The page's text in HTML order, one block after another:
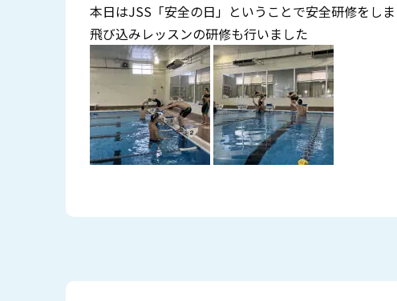
本日はJSS「安全の日」ということで安全研修をし
飛び込みレッスンの研修も行いました